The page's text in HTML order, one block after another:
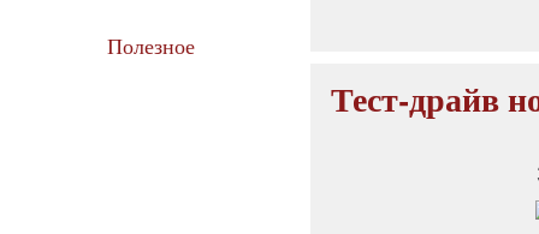
Полезное
Тест-драйв